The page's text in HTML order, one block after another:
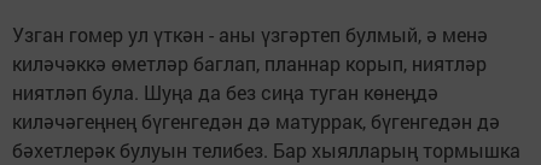
Узган гомер ул үткән - аны үзгәртеп булмый, ә менә
киләчәккә өметләр баглап, планнар корып, ниятләр
ниятләп була. Шуңа да без сиңа туган көнеңдә
киләчәгеңнең бүгенгедән дә матуррак, бүгенгедән дә
бәхетлерәк булуын телибез. Бар хыялларың тормышка